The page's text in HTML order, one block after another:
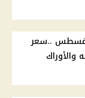
الدواجن اليوم الأحد 9 أغسطس ..سعر
والأوراك